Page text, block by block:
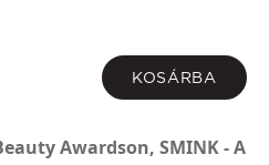
KOSÁRBA
Awardson, SMINK - A